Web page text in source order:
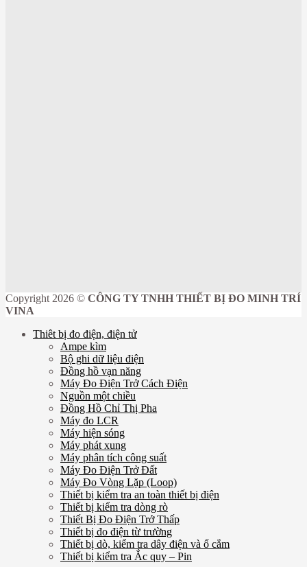
Copyright 2026 © CÔNG TY TNHH THIẾT BỊ ĐO MINH TRÍ
VINA
Thiêt bị đo điện, điện tử
Ampe kìm
Bộ ghi dữ liệu điện
Đồng hồ vạn năng
Máy Đo Điện Trở Cách Điện
Nguồn một chiều
Đồng Hồ Chỉ Thị Pha
Máy đo LCR
Máy hiện sóng
Máy phát xung
Máy phân tích công suất
Máy Đo Điện Trở Đất
Máy Đo Vòng Lặp (Loop)
Thiết bị kiểm tra an toàn thiết bị điện
Thiết bị kiểm tra dòng rò
Thiết Bị Đo Điện Trở Thấp
Thiết bị đo điện từ trường
Thiết bị dò, kiểm tra dây điện và ổ cắm
Thiết bị kiểm tra Ắc quy – Pin